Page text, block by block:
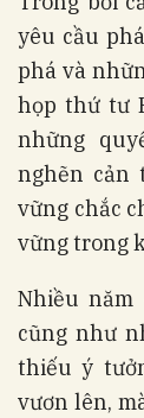
yêu cầu
phá và
họp thứ tư
những
nghẽn cản
vững chắc
vững trong
Nhiều
cũng như
thiếu ý
vươn lên,